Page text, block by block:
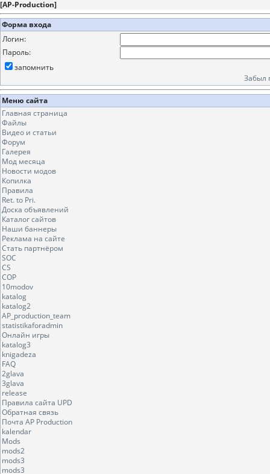
[AP-Production]
Форма входа
Логин:
Пароль:
запомнить
Забыл
Меню сайта
Главная страница
Файлы
Видео и статьи
Форум
Галерея
Мод месяца
Новости модов
Копилка
Правила
Ret. to Pri.
Доска объявлений
Каталог сайтов
Наши баннеры
Реклама на сайте
Стать партнёром
SOC
CS
COP
10modov
katalog
katalog2
AP_production_team
statistikaforadmin
Онлайн игры
katalog3
knigadeza
FAQ
2glava
3glava
release
Правила сайта UPD
Обратная связь
Почта AP Production
kalendar
Mods
mods2
mods3
mods3